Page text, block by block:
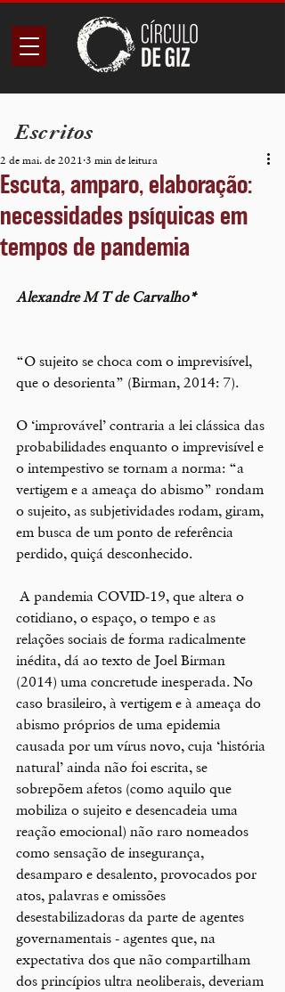
Escritos
Escuta, amparo, elaboração:
necessidades psíquicas em
tempos de pandemia
2 de mai. de 2021 3 min de leitura
Alexandre M T de Carvalho*
“O sujeito se choca com o imprevisível,
que o desorienta” (Birman, 2014: 7).
O ‘improvável’ contraria a lei clássica das
probabilidades enquanto o imprevisível e
o intempestivo se tornam a norma: “a
vertigem e a ameaça do abismo” rondam
o sujeito, as subjetividades rodam, giram,
em busca de um ponto de referência
perdido, quiçá desconhecido.
cotidiano, o espaço, o tempo e as
relações sociais de forma radicalmente
inédita, dá ao texto de Joel Birman
(2014) uma concretude inesperada. No
caso brasileiro, à vertigem e à ameaça do
abismo próprios de uma epidemia
causada por um vírus novo, cuja ‘história
natural’ ainda não foi escrita, se
sobrepõem afetos (como aquilo que
mobiliza o sujeito e desencadeia uma
reação emocional) não raro nomeados
como sensação de insegurança,
desamparo e desalento, provocados por
atos, palavras e omissões
desestabilizadoras da parte de agentes
governamentais - agentes que, na
expectativa dos que não compartilham
dos princípios ultra neoliberais, deveriam